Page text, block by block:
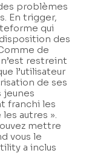
problèmes
En trigger,
qui
des
de
restreint
l’utilisateur
de ses
jeunes
franchi les
autres ».
mettre
vous le
a inclus